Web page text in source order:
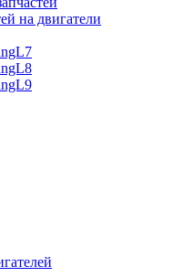
на двигатели